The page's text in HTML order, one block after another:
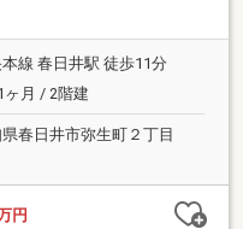
線 春日井駅 徒歩11分
ヶ月 / 2階建
春日井市弥生町２丁目
円